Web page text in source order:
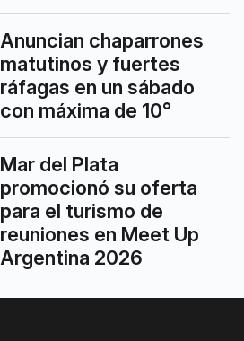
Anuncian chaparrones
matutinos y fuertes
ráfagas en un sábado
con máxima de 10°
Mar del Plata
promocionó su oferta
para el turismo de
reuniones en Meet Up
Argentina 2026